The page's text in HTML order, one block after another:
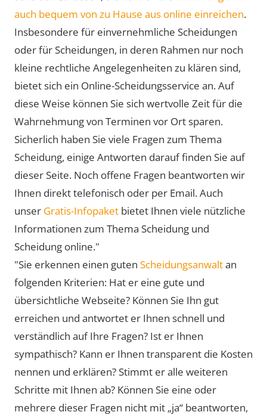
auch bequem von zu Hause aus online einreichen.
Insbesondere für einvernehmliche Scheidungen
oder für Scheidungen, in deren Rahmen nur noch
kleine rechtliche Angelegenheiten zu klären sind,
bietet sich ein Online-Scheidungsservice an. Auf
diese Weise können Sie sich wertvolle Zeit für die
Wahrnehmung von Terminen vor Ort sparen.
Sicherlich haben Sie viele Fragen zum Thema
Scheidung, einige Antworten darauf finden Sie auf
dieser Seite. Noch offene Fragen beantworten wir
Ihnen direkt telefonisch oder per Email. Auch
unser Gratis-Infopaket bietet Ihnen viele nützliche
Informationen zum Thema Scheidung und
Scheidung online."
"Sie erkennen einen guten Scheidungsanwaltan
folgenden Kriterien: Hat er eine gute und
übersichtliche Webseite? Können Sie Ihn gut
erreichen und antwortet er Ihnen schnell und
verständlich auf Ihre Fragen? Ist er Ihnen
sympathisch? Kann er Ihnen transparent die Kosten
nennen und erklären? Stimmt er alle weiteren
Schritte mit Ihnen ab? Können Sie eine oder
mehrere dieser Fragen nicht mit „ja“ beantworten,